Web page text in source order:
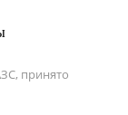
принято